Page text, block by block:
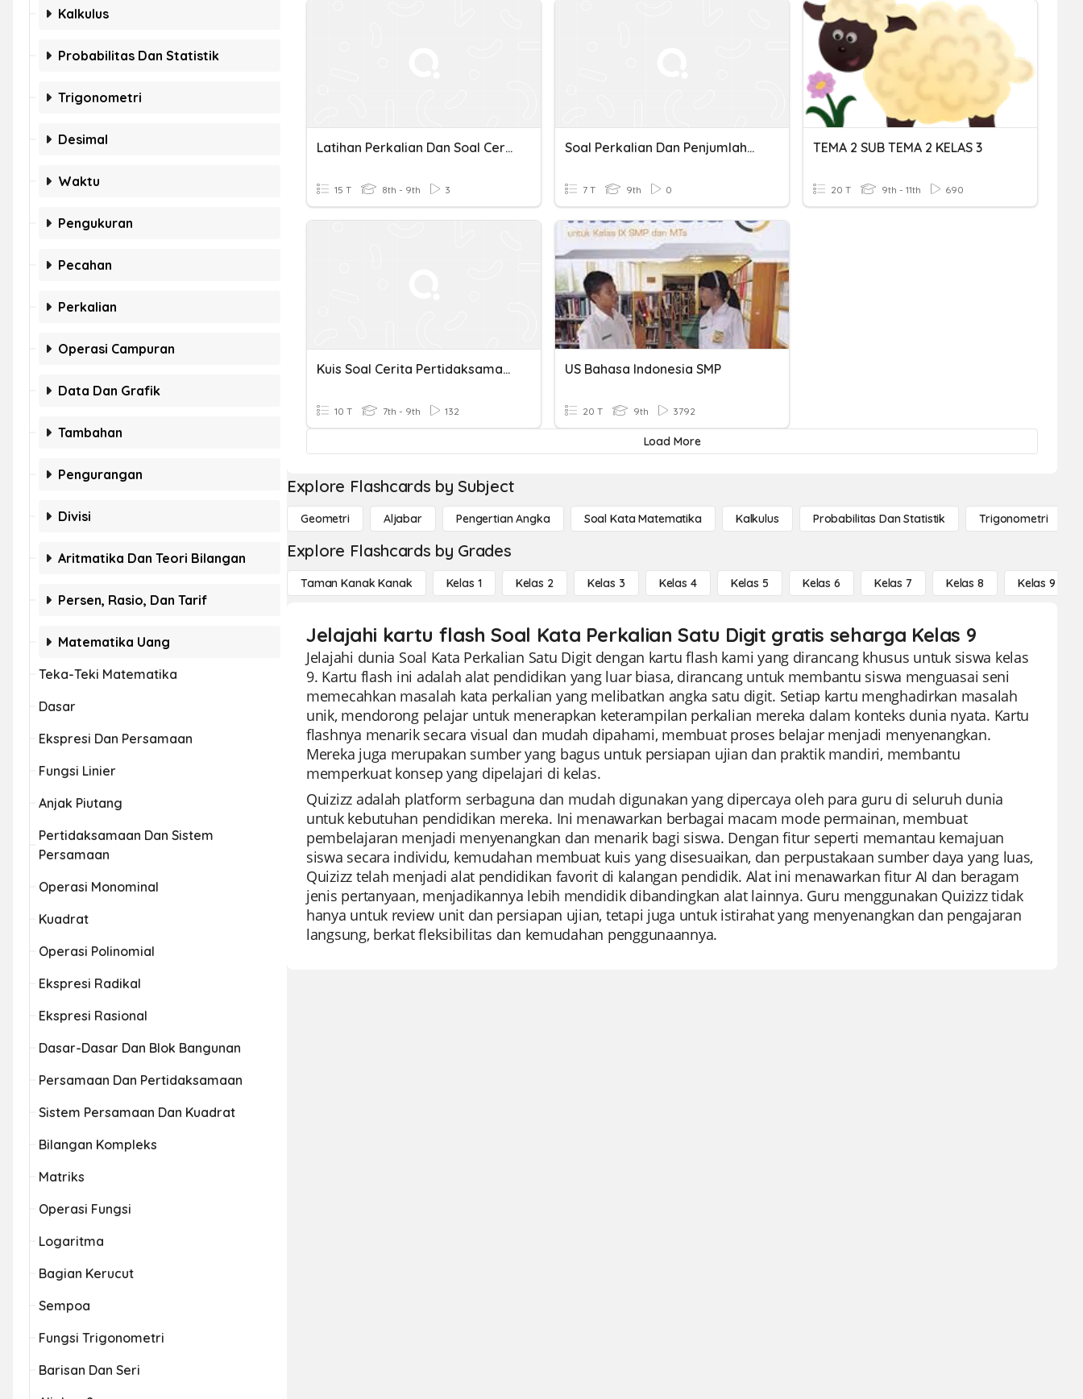
Kalkulus
Probabilitas Dan Statistik
Trigonometri
Desimal
Waktu
Pengukuran
Pecahan
Perkalian
Operasi Campuran
Data Dan Grafik
Tambahan
Pengurangan
Divisi
Aritmatika Dan Teori Bilangan
Persen, Rasio, Dan Tarif
Matematika Uang
Teka-Teki Matematika
Dasar
Ekspresi Dan Persamaan
Fungsi Linier
Anjak Piutang
Pertidaksamaan Dan Sistem
Persamaan
Operasi Monominal
Kuadrat
Operasi Polinomial
Ekspresi Radikal
Ekspresi Rasional
Dasar-Dasar Dan Blok Bangunan
Persamaan Dan Pertidaksamaan
Sistem Persamaan Dan Kuadrat
Bilangan Kompleks
Matriks
Operasi Fungsi
Logaritma
Bagian Kerucut
Sempoa
Fungsi Trigonometri
Barisan Dan Seri
Latihan Perkalian Dan Soal Cerita
15 T 8th - 9th 3
Soal Perkalian Dan Penjumlahan
7 T 9th 0
TEMA 2 SUB TEMA 2 KELAS 3
20 T 9th - 11th 690
Kuis Soal Cerita Pertidaksamaan Linier Satu Variabel
10 T 7th - 9th 132
US Bahasa Indonesia SMP
20 T 9th 3792
Load More
Explore Flashcards by Subject
Geometri Aljabar Pengertian Angka Soal Kata Matematika Kalkulus Probabilitas Dan Statistik Trigonometri
Explore Flashcards by Grades
Taman Kanak Kanak Kelas 1 Kelas 2 Kelas 3 Kelas 4 Kelas 5 Kelas 6 Kelas 7 Kelas 8 Kelas 9
Jelajahi kartu flash Soal Kata Perkalian Satu Digit gratis seharga Kelas 9
Jelajahi dunia Soal Kata Perkalian Satu Digit dengan kartu flash kami yang dirancang khusus untuk siswa kelas
9. Kartu flash ini adalah alat pendidikan yang luar biasa, dirancang untuk membantu siswa menguasai seni
memecahkan masalah kata perkalian yang melibatkan angka satu digit. Setiap kartu menghadirkan masalah
unik, mendorong pelajar untuk menerapkan keterampilan perkalian mereka dalam konteks dunia nyata. Kartu
flashnya menarik secara visual dan mudah dipahami, membuat proses belajar menjadi menyenangkan.
Mereka juga merupakan sumber yang bagus untuk persiapan ujian dan praktik mandiri, membantu
memperkuat konsep yang dipelajari di kelas.
Quizizz adalah platform serbaguna dan mudah digunakan yang dipercaya oleh para guru di seluruh dunia
untuk kebutuhan pendidikan mereka. Ini menawarkan berbagai macam mode permainan, membuat
pembelajaran menjadi menyenangkan dan menarik bagi siswa. Dengan fitur seperti memantau kemajuan
siswa secara individu, kemudahan membuat kuis yang disesuaikan, dan perpustakaan sumber daya yang luas,
Quizizz telah menjadi alat pendidikan favorit di kalangan pendidik. Alat ini menawarkan fitur AI dan beragam
jenis pertanyaan, menjadikannya lebih mendidik dibandingkan alat lainnya. Guru menggunakan Quizizz tidak
hanya untuk review unit dan persiapan ujian, tetapi juga untuk istirahat yang menyenangkan dan pengajaran
langsung, berkat fleksibilitas dan kemudahan penggunaannya.